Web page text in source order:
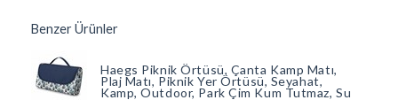
Benzer Ürünler
Haegs Piknik Örtüsü, Çanta Kamp Matı,
Plaj Matı, Piknik Yer Örtüsü, Seyahat,
Kamp, Outdoor, Park Çim Kum Tutmaz, Su